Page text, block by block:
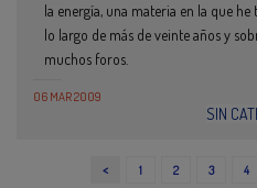
la energía, una materia en la que
lo largo de más de veinte años y
muchos foros.
06 MAR 2009
SIN
< 1 2 3 4